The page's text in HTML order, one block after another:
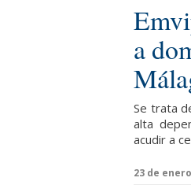
a
Se trata
alta
acudir a
23 de